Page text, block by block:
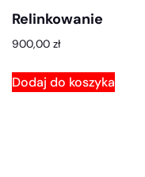
Relinkowanie
900,00 zł
Dodaj do koszyka